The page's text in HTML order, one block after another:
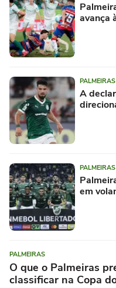
avança
PALMEIRAS
A
PALMEIRAS
em
PALMEIRAS
O que o Palmeiras
classificar na Copa